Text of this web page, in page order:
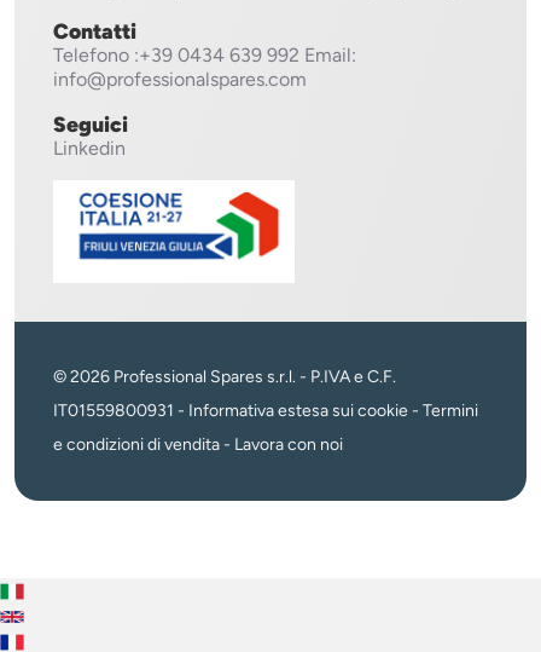
Contatti
Telefono :+39 0434 639 992 Email:
info@professionalspares.com
Seguici
Linkedin
© 2026 Professional Spares s.r.l. - P.IVA e C.F.
IT01559800931 - Informativa estesa sui cookie - Termini
e condizioni di vendita- Lavora con noi